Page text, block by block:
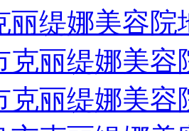
丽缇娜美容院
克丽缇娜美容
克丽缇娜美